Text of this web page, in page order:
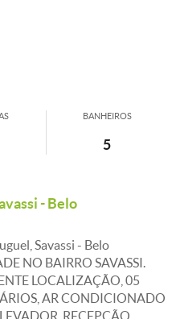
BANHEIROS
5
- Belo
Savassi - Belo
NO BAIRRO SAVASSI.
LOCALIZAÇÃO, 05
AR CONDICIONADO
RECEPÇÃO,